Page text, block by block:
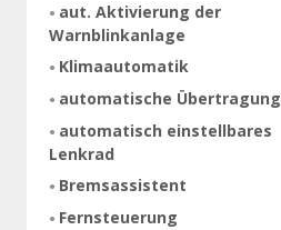
aut. Aktivierung der
Warnblinkanlage
Klimaautomatik
automatische Übertragung
automatisch einstellbares
Lenkrad
Bremsassistent
Fernsteuerung